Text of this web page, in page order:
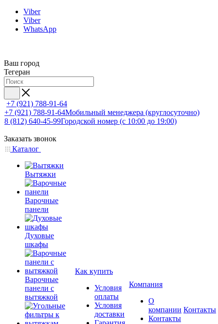
Viber
Viber
WhatsApp
Ваш город
Тегеран
+7 (921) 788-91-64
+7 (921) 788-91-64Мобильный менеджера (круглосуточно)
8 (812) 640-45-99Городской номер (с 10:00 до 19:00)
Заказать звонок
Каталог
Вытяжки
Варочные
панели
Духовые
шкафы
Варочные
панели с
вытяжкой
Как купить
Условия
оплаты
Условия
доставки
Компания
О
компании
Контакты
Контакты